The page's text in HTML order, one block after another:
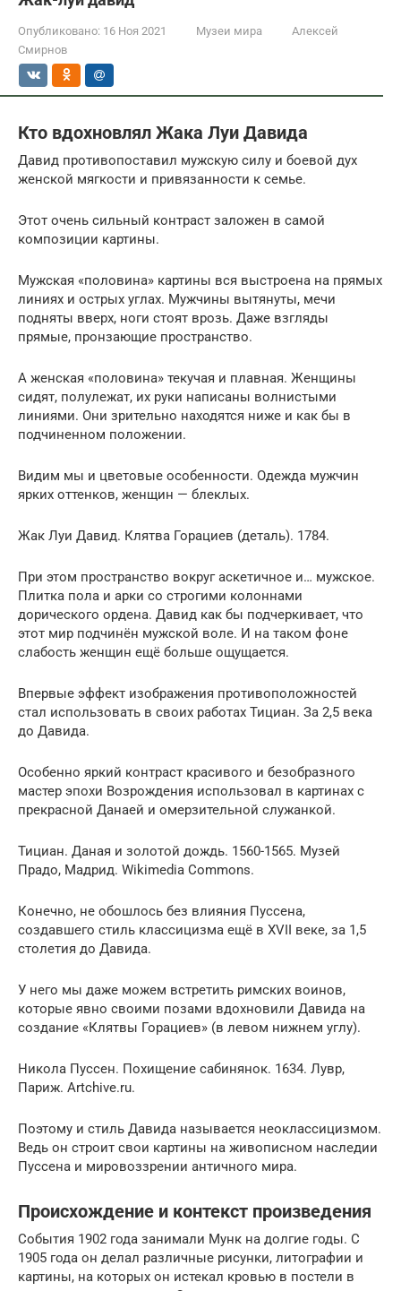
Опубликовано: 16 Ноя 2021 Музеи мира
Алексей
Смирнов
Кто вдохновлял Жака Луи Давида
Давид противопоставил мужскую силу и боевой дух
женской мягкости и привязанности к семье.
Этот очень сильный контраст заложен в самой
композиции картины.
Мужская «половина» картины вся выстроена на прямых
линиях и острых углах. Мужчины вытянуты, мечи
подняты вверх, ноги стоят врозь. Даже взгляды
прямые, пронзающие пространство.
А женская «половина» текучая и плавная. Женщины
сидят, полулежат, их руки написаны волнистыми
линиями. Они зрительно находятся ниже и как бы в
подчиненном положении.
Видим мы и цветовые особенности. Одежда мужчин
ярких оттенков, женщин — блеклых.
Жак Луи Давид. Клятва Горациев (деталь). 1784.
При этом пространство вокруг аскетичное и… мужское.
Плитка пола и арки со строгими колоннами
дорического ордена. Давид как бы подчеркивает, что
этот мир подчинён мужской воле. И на таком фоне
слабость женщин ещё больше ощущается.
Впервые эффект изображения противоположностей
стал использовать в своих работах Тициан. За 2,5 века
до Давида.
Особенно яркий контраст красивого и безобразного
мастер эпохи Возрождения использовал в картинах с
прекрасной Данаей и омерзительной служанкой.
Тициан. Даная и золотой дождь. 1560-1565. Музей
Прадо, Мадрид. Wikimedia Commons.
Конечно, не обошлось без влияния Пуссена,
создавшего стиль классицизма ещё в XVII веке, за 1,5
столетия до Давида.
У него мы даже можем встретить римских воинов,
которые явно своими позами вдохновили Давида на
создание «Клятвы Горациев» (в левом нижнем углу).
Никола Пуссен. Похищение сабинянок. 1634. Лувр,
Париж. Artchive.ru.
Поэтому и стиль Давида называется неоклассицизмом.
Ведь он строит свои картины на живописном наследии
Пуссена и мировоззрении античного мира.
Происхождение и контекст произведения
События 1902 года занимали Мунк на долгие годы. С
1905 года он делал различные рисунки, литографии и
картины, на которых он истекал кровью в постели в